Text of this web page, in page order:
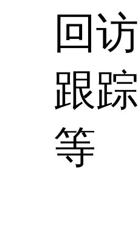
回访
跟踪
等